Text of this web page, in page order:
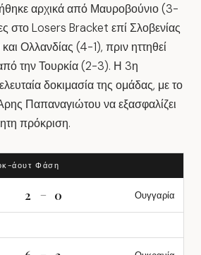
αρχικά από Μαυροβούνιο (3-
στο Losers Bracket επίΣλοβενίας
και Ολλανδίας (4-1), πριν ηττηθεί
τηνΤουρκία (2-3). Η 3η
δοκιμασία της ομάδας, με το
Παπαναγιώτου να εξασφαλίζει
πρόκριση.
άουτ Φάση
2 – 0 Ουγγαρία